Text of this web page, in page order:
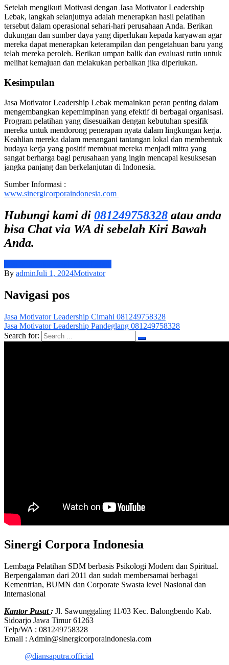
Setelah mengikuti Motivasi dengan Jasa Motivator Leadership
Lebak, langkah selanjutnya adalah menerapkan hasil pelatihan
tersebut dalam operasional sehari-hari perusahaan Anda. Berikan
dukungan dan sumber daya yang diperlukan kepada karyawan agar
mereka dapat menerapkan keterampilan dan pengetahuan baru yang
telah mereka peroleh. Berikan umpan balik dan evaluasi rutin untuk
melihat kemajuan dan melakukan perbaikan jika diperlukan.
Kesimpulan
Jasa Motivator Leadership Lebak memainkan peran penting dalam
mengembangkan kepemimpinan yang efektif di berbagai organisasi.
Program pelatihan yang disesuaikan dengan kebutuhan spesifik
mereka untuk mendorong penerapan nyata dalam lingkungan kerja.
Keahlian mereka dalam menangani tantangan lokal dan membentuk
budaya kerja yang positif membuat mereka menjadi mitra yang
sangat berharga bagi perusahaan yang ingin mencapai kesuksesan
jangka panjang dan berkelanjutan di Indonesia.
Sumber Informasi :
www.sinergicorporaindonesia.com
Hubungi kami di 081249758328 atau anda
bisa Chat via WA di sebelah Kiri Bawah
Anda.
By adminJuli 1, 2024Motivator
Navigasi pos
Jasa Motivator Leadership Cimahi 081249758328
Jasa Motivator Leadership Pandeglang 081249758328
Search for:
Sinergi Corpora Indonesia
Lembaga Pelatihan SDM berbasis Psikologi Modern dan Spiritual.
Berpengalaman dari 2011 dan sudah membersamai berbagai
Kementrian, BUMN dan Corporate Swasta level Nasional dan
Internasional
Kantor Pusat: Jl. Sawunggaling 11/03 Kec. Balongbendo Kab.
Sidoarjo Jawa Timur 61263
Telp/WA : 081249758328
Email : Admin@sinergicorporaindonesia.com
@diansaputra.official